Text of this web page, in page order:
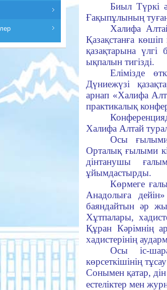
Биыл Түркі
Ғақыпұлының
Халифа
Қазақстанға
қазақтарына үлгі
ықпалын тигізді.
Елімізде
Дүниежүзі
арнап «Халифа
практикалық
Халифа Алтай
Осы
Орталық ғылыми
дінтанушы
ұйымдастырды.
Көрмеге
Анадолыға
баяндайтын әр
Хұтпалары,
Құран Кәрімнің
хадистерінің
Осы іс-
көрсеткішінің
Сонымен қатар,
естеліктер мен